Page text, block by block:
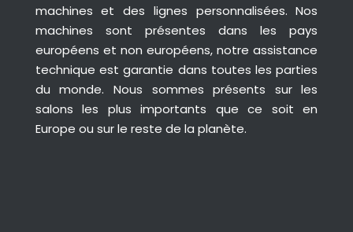
machines et des lignes personnalisées. Nos
machines sont présentes dans les pays
européens et non européens, notre assistance
technique est garantie dans toutes les parties
du monde. Nous sommes présents sur les
salons les plus importants que ce soit en
Europe ou sur le reste de la planète.